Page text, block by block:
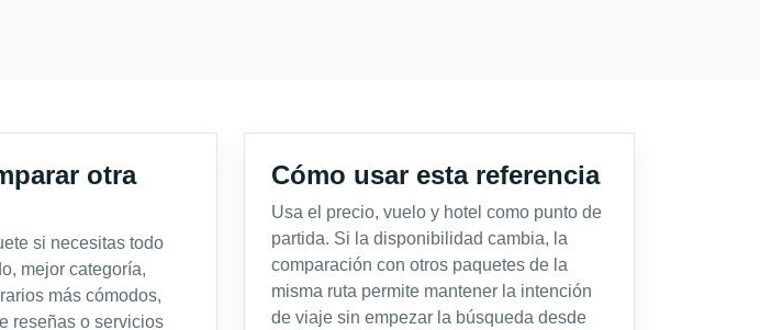
otra
si necesitas todo
mejor categoría,
más cómodos,
reseñas o servicios
Cómo usar esta referencia
Usa el precio, vuelo y hotel como punto de
partida. Si la disponibilidad cambia, la
comparación con otros paquetes de la
misma ruta permite mantener la intención
de viaje sin empezar la búsqueda desde